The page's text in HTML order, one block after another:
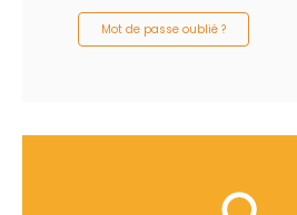
Mot de passe oublié ?